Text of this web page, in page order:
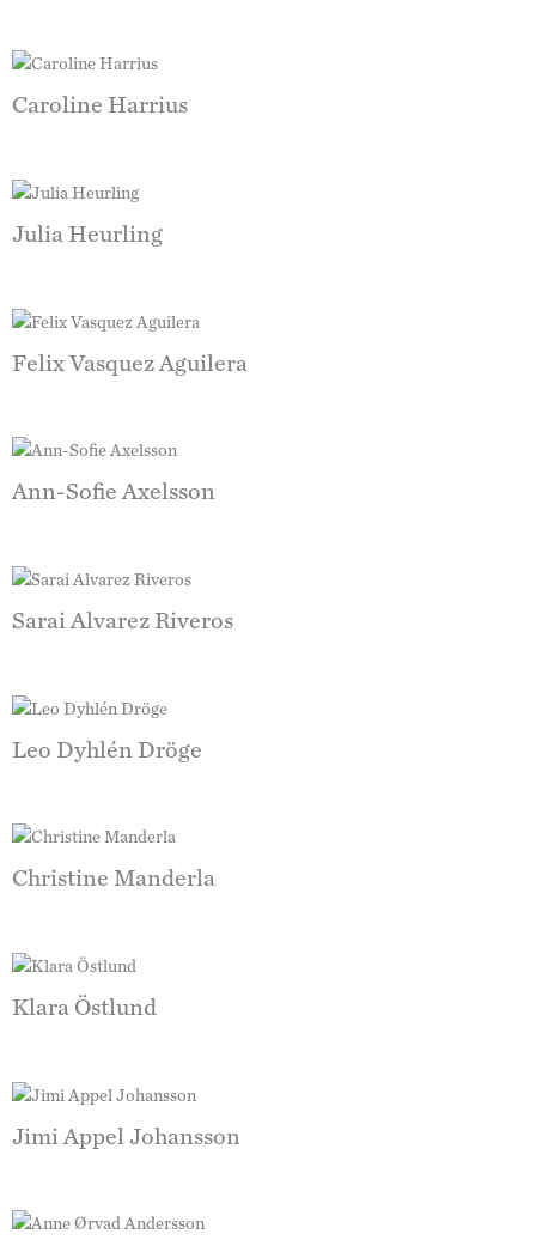
Caroline Harrius
Julia Heurling
Felix Vasquez Aguilera
Ann-Sofie Axelsson
Sarai Alvarez Riveros
Leo Dyhlén Dröge
Christine Manderla
Klara Östlund
Jimi Appel Johansson